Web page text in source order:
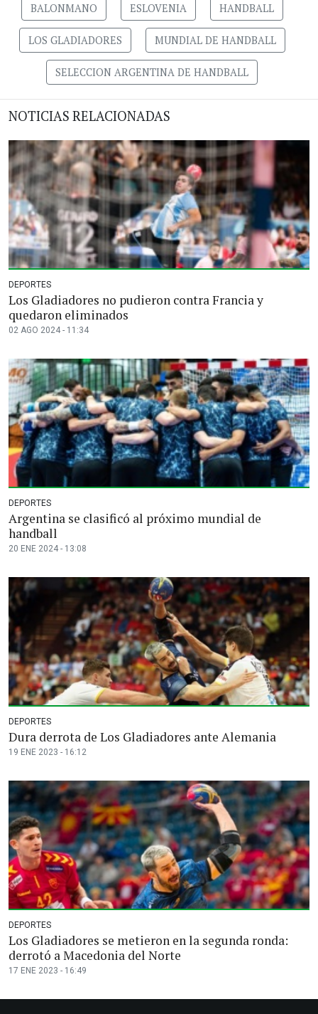
BALONMANO ESLOVENIA HANDBALL
LOS GLADIADORES MUNDIAL DE HANDBALL
SELECCION ARGENTINA DE HANDBALL
NOTICIAS RELACIONADAS
DEPORTES
Los Gladiadores no pudieron contra Francia y
quedaron eliminados
02 AGO 2024 - 11:34
DEPORTES
Argentina se clasificó al próximo mundial de
handball
20 ENE 2024 - 13:08
DEPORTES
Dura derrota de Los Gladiadores ante Alemania
19 ENE 2023 - 16:12
DEPORTES
Los Gladiadores se metieron en la segunda ronda:
derrotó a Macedonia del Norte
17 ENE 2023 - 16:49